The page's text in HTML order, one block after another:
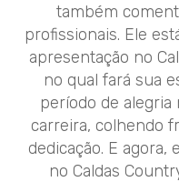
também
profissionais. Ele
apresentação no
no qual fará sua
período de
carreira, colhendo
dedicação. E
no Caldas